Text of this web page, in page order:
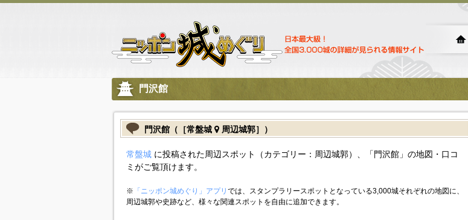
門沢館
門沢館（［常盤城 周辺城郭］）
常盤城に投稿された周辺スポット（カテゴリー：周辺城郭）、「門沢館」の地図・口コ
ミがご覧頂けます。
※ 「ニッポン城めぐり」アプリ では、スタンプラリースポットとなっている3,000城それぞれの地図に、
周辺城郭や史跡など、様々な関連スポットを自由に追加できます。